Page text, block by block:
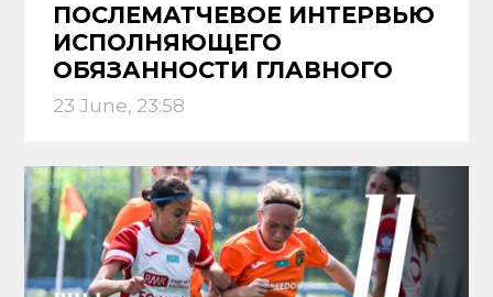
ПОСЛЕМАТЧЕВОЕ ИНТЕРВЬЮ
ИСПОЛНЯЮЩЕГО
ОБЯЗАННОСТИ ГЛАВНОГО
ТРЕНЕРА «ШАХТЕР» W
БАУЫРЖАНА ЖАРОВА
23 June, 23:58